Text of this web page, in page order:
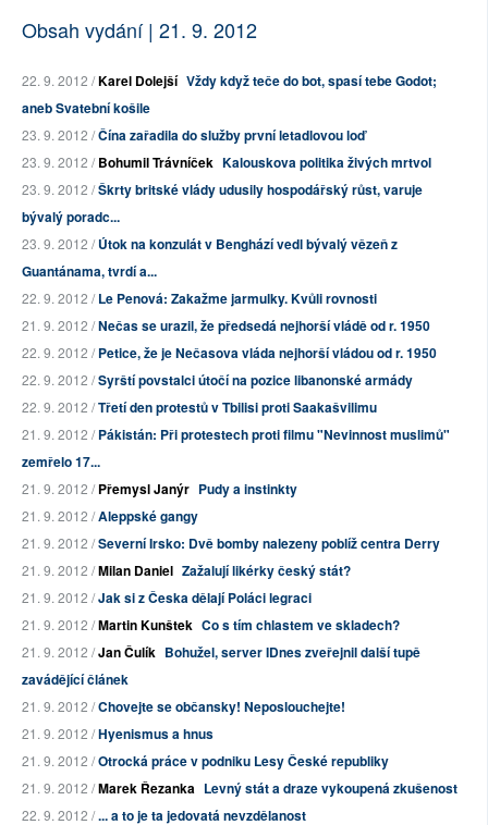
Obsah vydání | 21. 9. 2012
22. 9. 2012 /Karel Dolejší Vždy když teče do bot, spasí tebe Godot;
aneb Svatební košile
23. 9. 2012 /Čína zařadila do služby první letadlovou loď
23. 9. 2012 /Bohumil Trávníček Kalouskova politika živých mrtvol
23. 9. 2012 /Škrty britské vlády udusily hospodářský růst, varuje
bývalý poradc...
23. 9. 2012 /Útok na konzulát v Benghází vedl bývalý vězeň z
Guantánama, tvrdí a...
22. 9. 2012 /Le Penová: Zakažme jarmulky. Kvůli rovnosti
21. 9. 2012 /Nečas se urazil, že předsedá nejhorší vládě od r. 1950
22. 9. 2012 /Petice, že je Nečasova vláda nejhorší vládou od r. 1950
22. 9. 2012 /Syrští povstalci útočí na pozice libanonské armády
22. 9. 2012 /Třetí den protestů v Tbilisi proti Saakašvilimu
21. 9. 2012 /Pákistán: Při protestech proti filmu "Nevinnost muslimů"
zemřelo 17...
21. 9. 2012 /Přemysl Janýr Pudy a instinkty
21. 9. 2012 /Aleppské gangy
21. 9. 2012 /Severní Irsko: Dvě bomby nalezeny poblíž centra Derry
21. 9. 2012 /Milan Daniel Zažalují likérky český stát?
21. 9. 2012 /Jak si z Česka dělají Poláci legraci
21. 9. 2012 /Martin Kunštek Co s tím chlastem ve skladech?
21. 9. 2012 /Jan Čulík Bohužel, server IDnes zveřejnil další tupě
zavádějící článek
21. 9. 2012 /Chovejte se občansky! Neposlouchejte!
21. 9. 2012 /Hyenismus a hnus
21. 9. 2012 /Otrocká práce v podniku Lesy České republiky
21. 9. 2012 /Marek Řezanka Levný stát a draze vykoupená zkušenost
22. 9. 2012 /... a to je ta jedovatá nevzdělanost